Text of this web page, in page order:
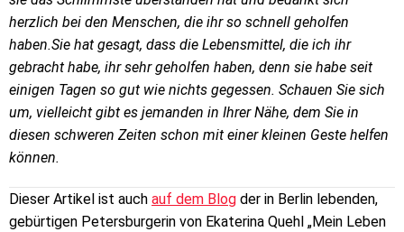
herzlich bei den Menschen, die ihr so schnell geholfen
haben.Sie hat gesagt, dass die Lebensmittel, die ich ihr
gebracht habe, ihr sehr geholfen haben, denn sie habe seit
einigen Tagen so gut wie nichts gegessen. Schauen Sie sich
um, vielleicht gibt es jemanden in Ihrer Nähe, dem Sie in
diesen schweren Zeiten schon mit einer kleinen Geste helfen
können.
Dieser Artikel ist auch auf dem Blog der in Berlin lebenden,
gebürtigen Petersburgerin von Ekaterina Quehl „Mein Leben